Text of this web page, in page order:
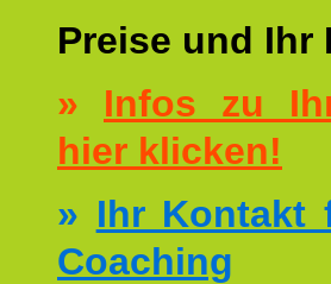
Preise und
» Infos zu
hier klicken!
» Ihr Kontakt
Coaching